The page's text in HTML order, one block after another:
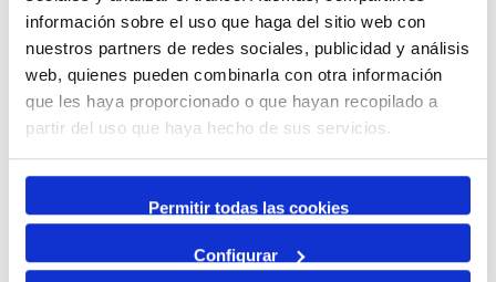
información sobre el uso que haga del sitio web con
nuestros partners de redes sociales, publicidad y análisis
web, quienes pueden combinarla con otra información
que les haya proporcionado o que hayan recopilado a
partir del uso que haya hecho de sus servicios.
Permitir todas las cookies
Configurar
13 Setembre 2026
Exposició | Biennal d'Art contemporani gastronòmic de
Cambrils
Tinglado 2
10 Juliol 2026
23 Agost 2026
Exposició | Boscos. Cartografies del temps i del gest
26 Juny 2026
Exposició | El concurs de mestres romescaires en